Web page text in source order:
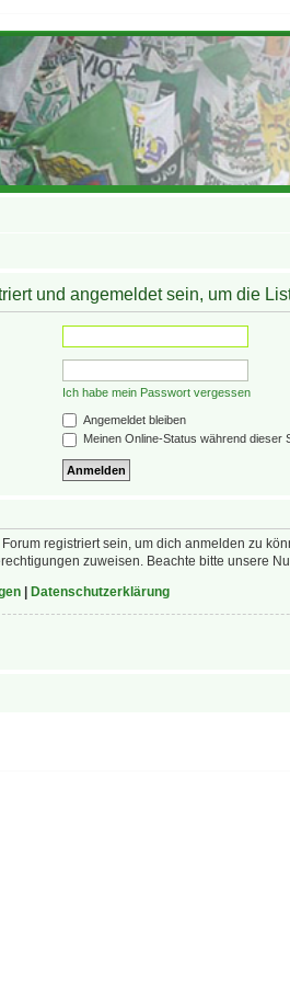
und angemeldet sein, um die
Ich habe mein Passwort vergessen
Angemeldet bleiben
Meinen Online-Status während dieser
Forum registriert sein, um dich anmelden zu
zuweisen. Beachte bitte unsere
Datenschutzerklärung